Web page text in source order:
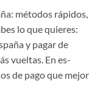
métodos rápidos,
lo que quieres:
y pagar de
vueltas. En es-
de pago que mejor